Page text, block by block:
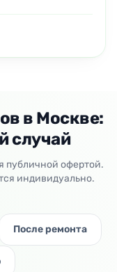
в Москве:
случай
публичной офертой.
индивидуально.
После ремонта